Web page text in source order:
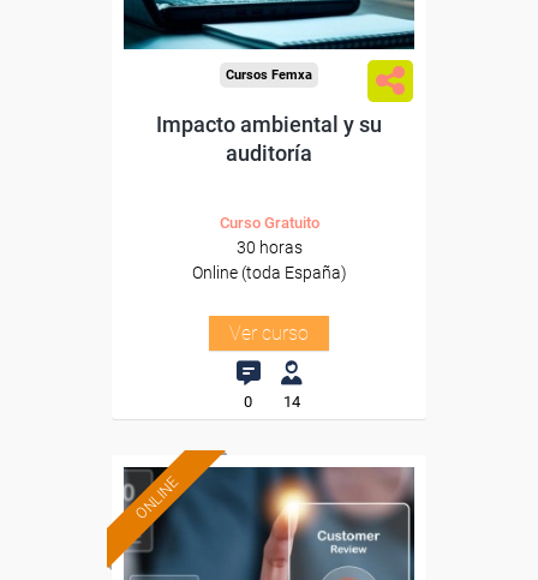
Cursos Femxa
Impacto ambiental y su
auditoría
Curso Gratuito
30 horas
Online (toda España)
Ver curso
0 14
ONLINE
Formación 100%
subvencionada.